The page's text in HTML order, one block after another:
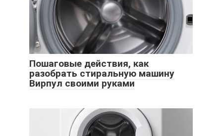
Пошаговые действия, как
разобрать стиральную машину
Вирпул своими руками